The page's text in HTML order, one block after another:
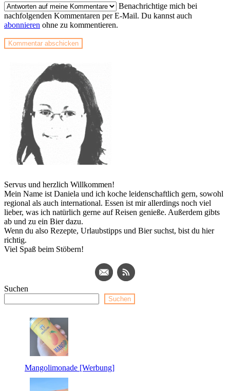
Benachrichtige mich bei
nachfolgenden Kommentaren per E-Mail. Du kannst auch
abonnieren ohne zu kommentieren.
Servus und herzlich Willkommen!
Mein Name ist Daniela und ich koche leidenschaftlich gern, sowohl
regional als auch international. Essen ist mir allerdings noch viel
lieber, was ich natürlich gerne auf Reisen genieße. Außerdem gibts
ab und zu ein Bier dazu.
Wenn du also Rezepte, Urlaubstipps und Bier suchst, bist du hier
richtig.
Viel Spaß beim Stöbern!
Suchen
Suchen
Mangolimonade [Werbung]